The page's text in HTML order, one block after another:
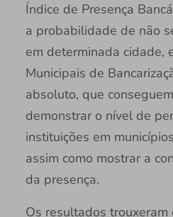
Índice de Presença
a probabilidade de não
em determinada cidade,
Municipais de
absoluto, que
demonstrar o nível de
instituições em
assim como mostrar a
da presença.
Os resultados trouxeram